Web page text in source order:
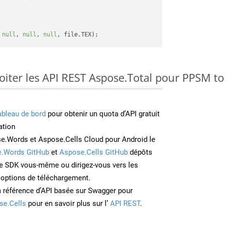
null , null , null
les API REST Aspose.Total pour PPSM to
de bord pour obtenir un quota d’API gratuit
et Aspose.Cells Cloud pour Android le
GitHub et Aspose.Cells GitHub dépôts
vous-même ou dirigez-vous vers les
options de téléchargement.
d’API basée sur Swagger pour
pour en savoir plus sur l’ API REST.